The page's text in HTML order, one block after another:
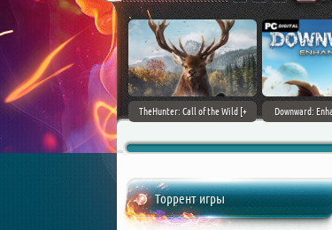
World [v 1.11.4 + DLCs] (2017)
PC | Лицензия
TheHunter: Call of the Wild [+
Downward:
Торрент игры